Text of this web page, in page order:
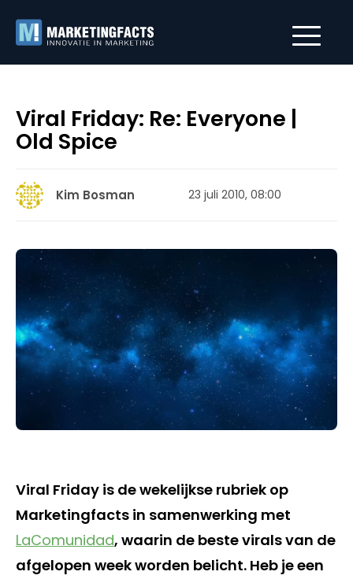
Viral Friday: Re: Everyone |
Old Spice
Kim Bosman 23 juli 2010, 08:00
Viral Friday is de wekelijkse rubriek op
Marketingfacts in samenwerking met
LaComunidad, waarin de beste virals van de
afgelopen week worden belicht. Heb je een